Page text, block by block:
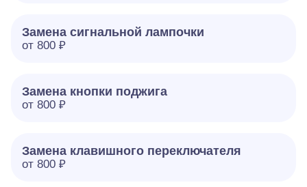
Замена сигнальной лампочки
от 800 ₽
Замена кнопки поджига
от 800 ₽
Замена клавишного переключателя
от 800 ₽